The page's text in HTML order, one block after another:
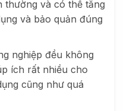
thường và có thể tăng
và bảo quản đúng
nghiệp đều không
ích rất nhiều cho
cũng như quá